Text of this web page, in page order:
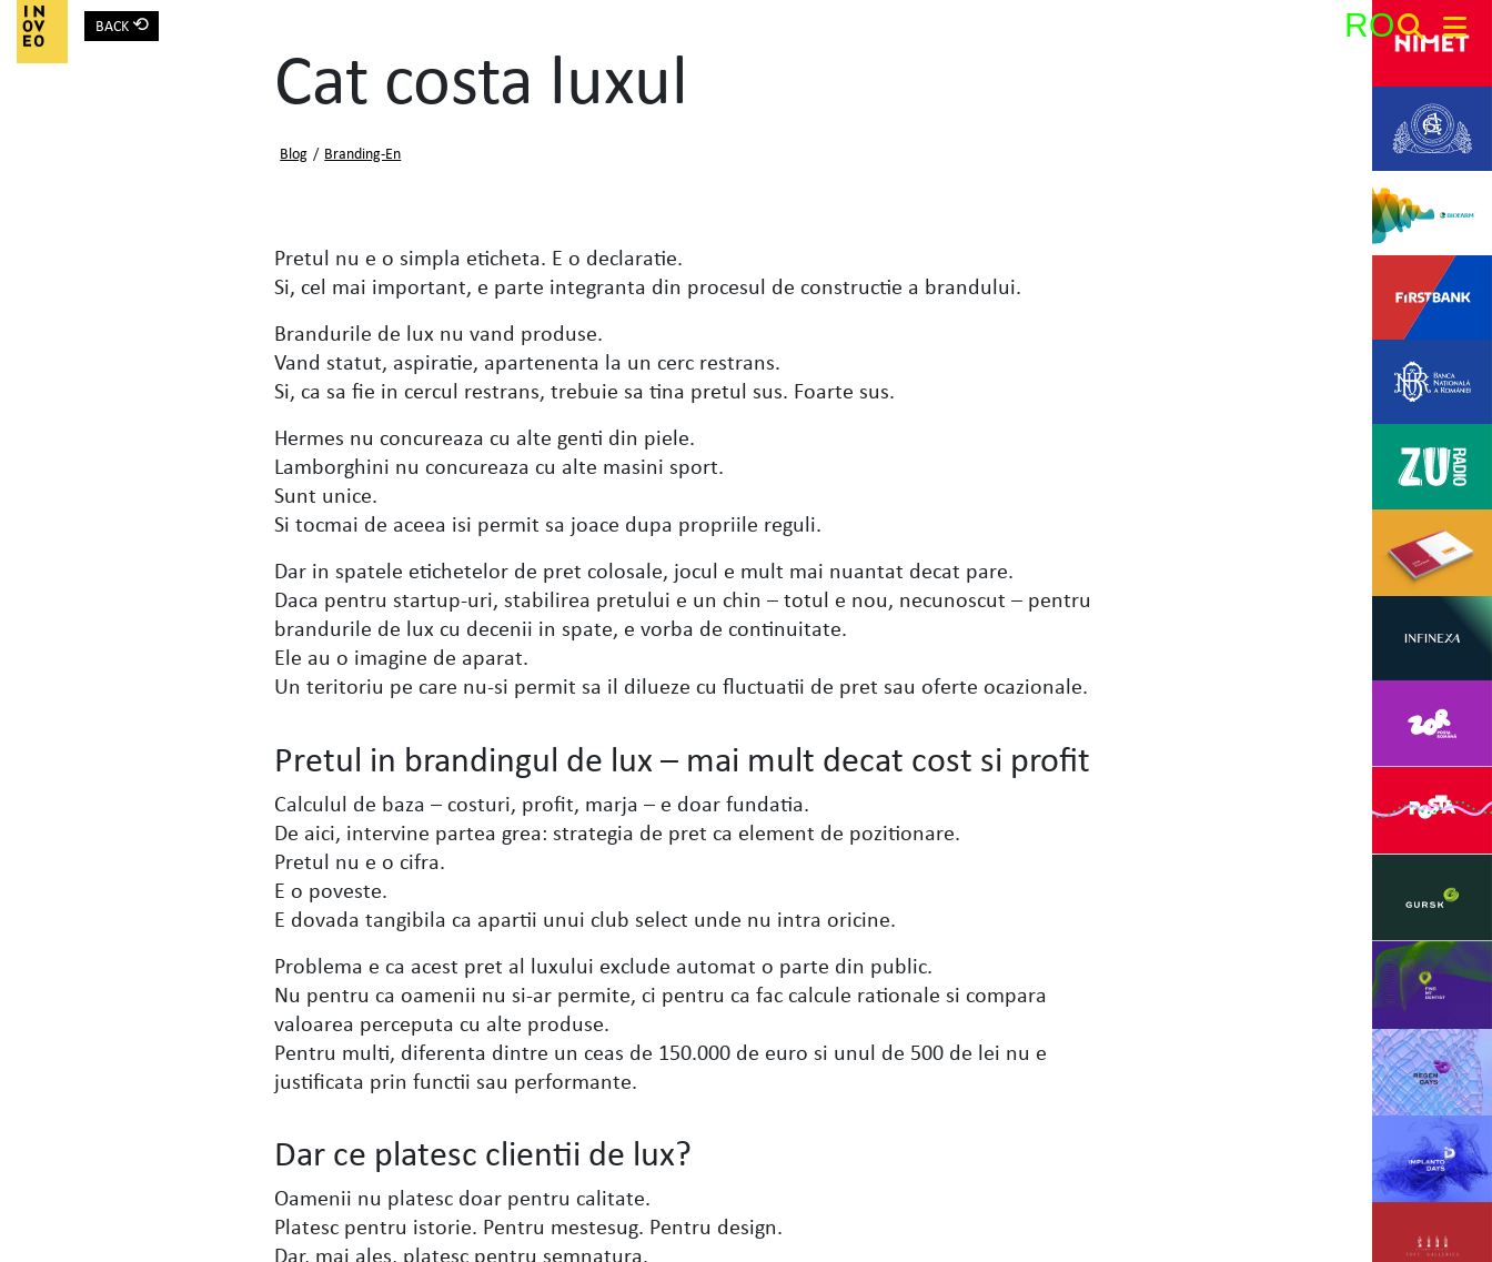
Main Navigation
BACK ⟲ RO
Cat costa luxul
Blog / Branding-En
Pretul nu e o simpla eticheta. E o declaratie.
Si, cel mai important, e parte integranta din procesul de constructie a brandului.
Brandurile de lux nu vand produse.
Vand statut, aspiratie, apartenenta la un cerc restrans.
Si, ca sa fie in cercul restrans, trebuie sa tina pretul sus. Foarte sus.
Hermes nu concureaza cu alte genti din piele.
Lamborghini nu concureaza cu alte masini sport.
Sunt unice.
Si tocmai de aceea isi permit sa joace dupa propriile reguli.
Dar in spatele etichetelor de pret colosale, jocul e mult mai nuantat decat pare.
Daca pentru startup-uri, stabilirea pretului e un chin – totul e nou, necunoscut – pentru
brandurile de lux cu decenii in spate, e vorba de continuitate.
Ele au o imagine de aparat.
Un teritoriu pe care nu-si permit sa il dilueze cu fluctuatii de pret sau oferte ocazionale.
Pretul in brandingul de lux – mai mult decat cost si profit
Calculul de baza – costuri, profit, marja – e doar fundatia.
De aici, intervine partea grea: strategia de pret ca element de pozitionare.
Pretul nu e o cifra.
E o poveste.
E dovada tangibila ca apartii unui club select unde nu intra oricine.
Problema e ca acest pret al luxului exclude automat o parte din public.
Nu pentru ca oamenii nu si-ar permite, ci pentru ca fac calcule rationale si compara
valoarea perceputa cu alte produse.
Pentru multi, diferenta dintre un ceas de 150.000 de euro si unul de 500 de lei nu e
justificata prin functii sau performante.
Dar ce platesc clientii de lux?
Oamenii nu platesc doar pentru calitate.
Platesc pentru istorie. Pentru mestesug. Pentru design.
Dar, mai ales, platesc pentru semnatura.